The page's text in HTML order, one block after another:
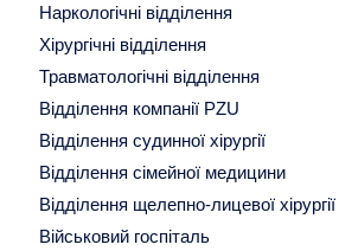
Наркологічні відділення
Хірургічні відділення
Травматологічні відділення
Відділення компанії PZU
Відділення судинної хірургії
Відділення сімейної медицини
Відділення щелепно-лицевої хірургії
Військовий госпіталь